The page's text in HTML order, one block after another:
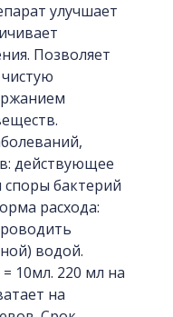
улучшает
Позволяет
действующее
бактерий
расхода:
водой.
10мл. 220 мл на
на